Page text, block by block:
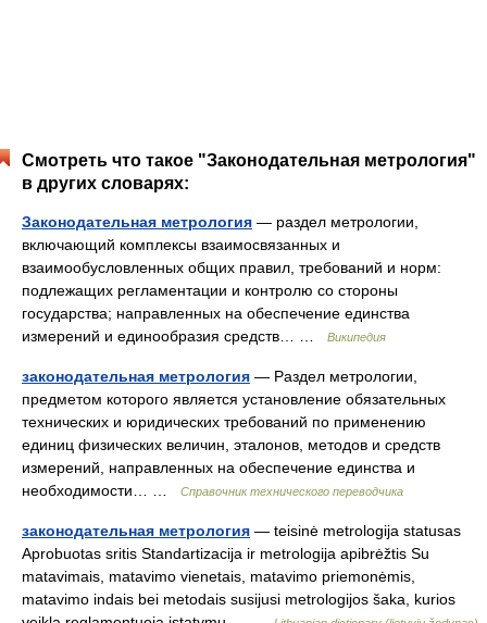
Смотреть что такое "Законодательная метрология"
в других словарях:
Законодательная метрология — раздел метрологии,
включающий комплексы взаимосвязанных и
взаимообусловленных общих правил, требований и норм:
подлежащих регламентации и контролю со стороны
государства; направленных на обеспечение единства
измерений и единообразия средств… …
Википедия
законодательная метрология — Раздел метрологии,
предметом которого является установление обязательных
технических и юридических требований по применению
единиц физических величин, эталонов, методов и средств
измерений, направленных на обеспечение единства и
необходимости… …
Справочник технического переводчика
законодательная метрология — teisinė metrologija statusas
Aprobuotas sritis Standartizacija ir metrologija apibrėžtis Su
matavimais, matavimo vienetais, matavimo priemonėmis,
matavimo indais bei metodais susijusi metrologijos šaka, kurios